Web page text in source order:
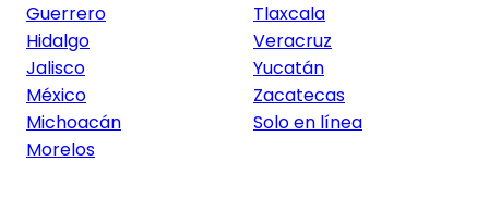
Guerrero
Hidalgo
Jalisco
México
Michoacán
Morelos
Tlaxcala
Veracruz
Yucatán
Zacatecas
Solo en línea